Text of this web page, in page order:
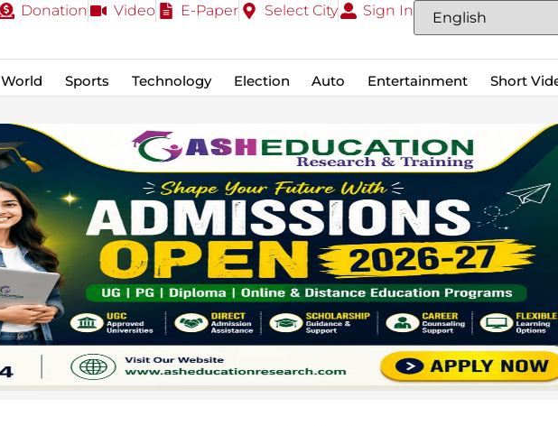
Donation Video E-Paper Select City Sign In
World Sports Technology Election Auto Entertainment Short